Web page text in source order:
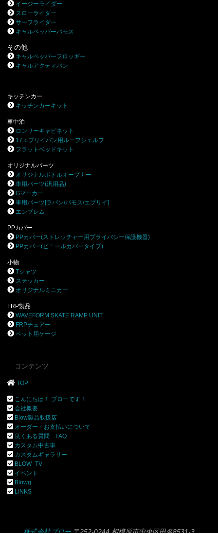
イージーライダー
スローライダー
サーフライダー
キャルペッパーバモス
その他
キャルペッパーフロッギー
キャルアクティバン
キッチンカー
キッチンカーキット
車中泊
ロンリーキャビネット
17エブリイバン用ルーフシェルフ
フラットベッドキット
オリジナルパーツ
オリジナルボトルオープナー
車用パーツ(汎用品)
Gマーカー
車用パーツ[ラパン/バモス/エブリイ]
エンブレム
PPカバー
PPカバー(ストレッチャー用プライバシー保護機器)
PPカバー(ビニールカバータイプ)
小物
Tシャツ
ステッカー
オリジナルミニカー
FRP製品
WAVEFORM SKATE RAMP UNIT
FRPチェアー
ペット用ケージ
コンテンツ
TOP
こんにちは！ ブローです！
会社概要
Blow製品取扱店
オーダー・お支払いについて
良くある質問 FAQ
カスタム中古車
カスタムギャラリー
BLOW_TV
イベント
Blowg
LINKS
株式会社ブロー〒252-0244 相模原市中央区田名8531-3